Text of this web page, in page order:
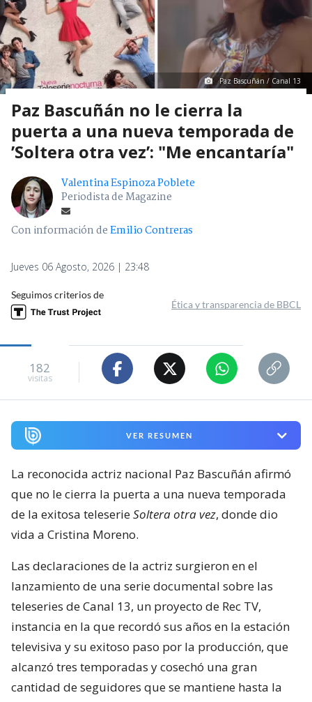
Paz Bascuñán / Canal 13
Paz Bascuñán no le cierra la
puerta a una nueva temporada de
’Soltera otra vez’: "Me encantaría"
Valentina Espinoza Poblete
Periodista de Magazine
Con información deEmilio Contreras
Jueves 06 Agosto, 2026 | 23:48
Seguimos criterios de
Ética y transparencia de BBCL
182
visitas
VER RESUMEN
La reconocida actriz nacional Paz Bascuñán afirmó
que no le cierra la puerta a una nueva temporada
de la exitosa teleserieSoltera otra vez, donde dio
vida a Cristina Moreno.
Las declaraciones de la actriz surgieron en el
lanzamiento de una serie documental sobre las
teleseries de Canal 13, un proyecto de Rec TV,
instancia en la que recordó sus años en la estación
televisiva y su exitoso paso por la producción, que
alcanzó tres temporadas y cosechó una gran
cantidad de seguidores que se mantiene hasta la